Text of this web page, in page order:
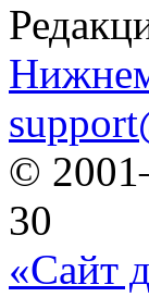
©
30
«Сайт